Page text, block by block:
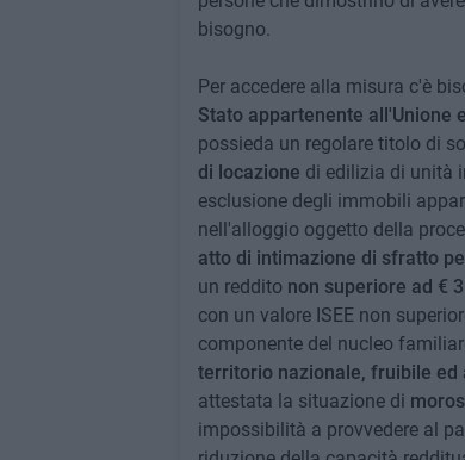
bisogno.
Per accedere alla misura c'è
Stato appartenente all'Unione
possieda un regolare titolo di
di locazione di edilizia di unità
esclusione degli immobili
nell'alloggio oggetto della
atto di intimazione di sfratto
un reddito non superiore ad €
con un valore ISEE non
componente del nucleo
territorio nazionale, fruibile ed
attestata la situazione di
impossibilità a provvedere al